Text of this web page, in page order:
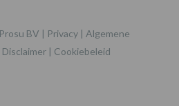
BV | Privacy | Algemene
Disclaimer | Cookiebeleid